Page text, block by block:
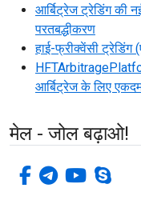
आर्बिट्रेज ट्रेडिंग की
परतबद्धीकरण
हाई-फ्रीक्वेंसी ट्रेडिंग
आर्बिट्रेज के लिए
मेल - जोल बढ़ाओ!
फेसबुक-एफ
टेलीग्रामयूट्यूबस्काइप